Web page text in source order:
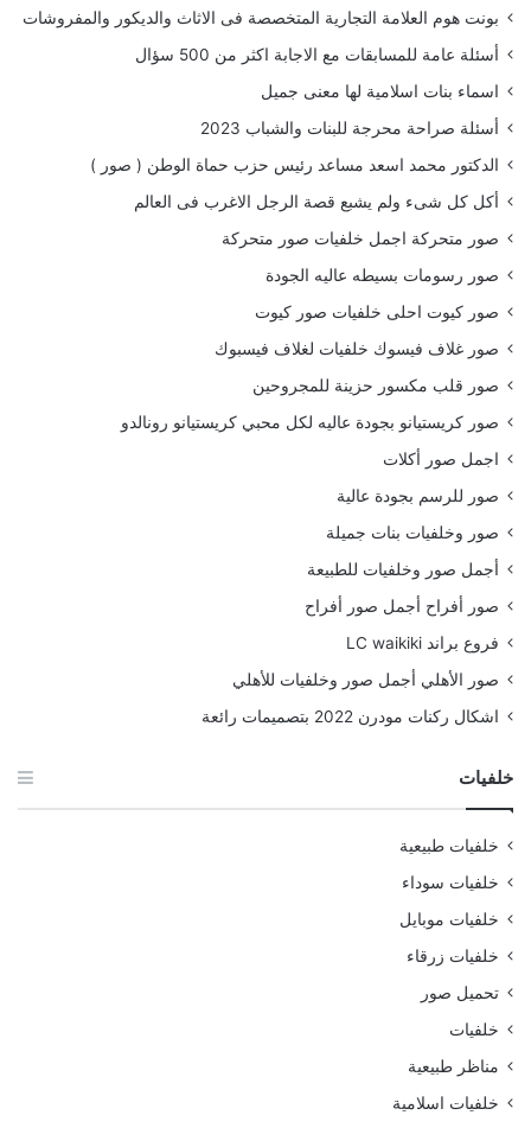
بونت هوم العلامة التجارية المتخصصة فى الاثاث والديكور والمفروشات
أسئلة عامة للمسابقات مع الاجابة اكثر من 500 سؤال
اسماء بنات اسلامية لها معنى جميل
أسئلة صراحة محرجة للبنات والشباب 2023
الدكتور محمد اسعد مساعد رئيس حزب حماة الوطن ( صور )
أكل كل شىء ولم يشبع قصة الرجل الاغرب فى العالم
صور متحركة اجمل خلفيات صور متحركة
صور رسومات بسيطه عاليه الجودة
صور كيوت احلى خلفيات صور كيوت
صور غلاف فيسوك خلفيات لغلاف فيسبوك
صور قلب مكسور حزينة للمجروحين
صور كريستيانو بجودة عاليه لكل محبي كريستيانو رونالدو
اجمل صور أكلات
صور للرسم بجودة عالية
صور وخلفيات بنات جميلة
أجمل صور وخلفيات للطبيعة
صور أفراح أجمل صور أفراح
فروع براند LC waikiki
صور الأهلي أجمل صور وخلفيات للأهلي
اشكال ركنات مودرن 2022 بتصميمات رائعة
خلفيات
خلفيات طبيعية
خلفيات سوداء
خلفيات موبايل
خلفيات زرقاء
تحميل صور
خلفيات
مناظر طبيعية
خلفيات اسلامية